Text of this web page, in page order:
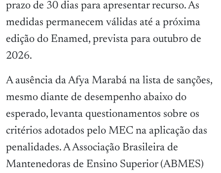
prazo de 30 dias para apresentar recurso. As
medidas permanecem válidas até a próxima
edição do Enamed, prevista para outubro de
2026.
A ausência da Afya Marabá na lista de sanções,
mesmo diante de desempenho abaixo do
esperado, levanta questionamentos sobre os
critérios adotados pelo MEC na aplicação das
penalidades. A Associação Brasileira de
Mantenedoras de Ensino Superior (ABMES)